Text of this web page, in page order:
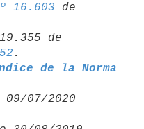
16.603 de
de
de la Norma
09/07/2020